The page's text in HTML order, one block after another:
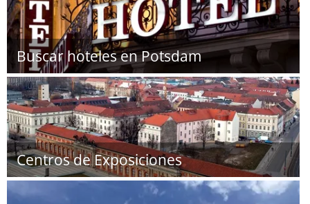
Buscar hoteles en Potsdam
Centros de Exposiciones